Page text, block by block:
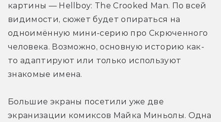
картины — Hellboy: The Crooked Man. По всей
видимости, сюжет будет опираться на
одноимённую мини-серию про Скрюченного
человека. Возможно, основную историю как-
то адаптируют или только используют
знакомые имена.
Большие экраны посетили уже две
экранизации комиксов Майка Миньолы. Одна